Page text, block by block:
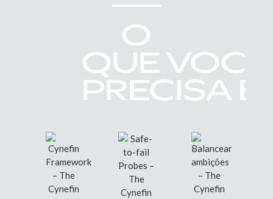
O
QUE VOCÊ
PRECISA É: